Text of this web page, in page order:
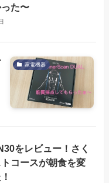
た〜
家電機器
をレビュー！さく
コースが朝食を変